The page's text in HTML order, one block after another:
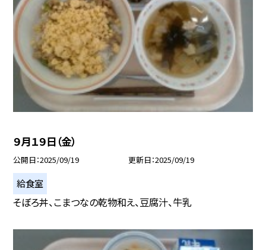
９月１９日（金）
公開日 2025/09/19 更新日 2025/09/19
給食室
そぼろ丼、こまつなの乾物和え、豆腐汁、牛乳